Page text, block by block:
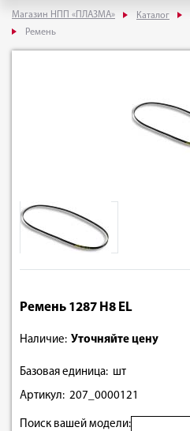
Магазин НПП «ПЛАЗМА» Каталог
Ремень
Ремень 1287 H8 EL
Наличие: Уточняйте цену
Базовая единица: шт
Артикул: 207_0000121
Поиск вашей модели: